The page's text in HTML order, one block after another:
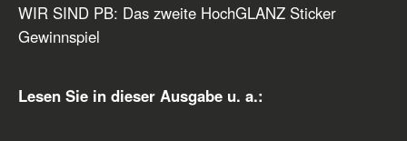
WIR SIND PB: Das zweite HochGLANZ Sticker
Gewinnspiel
Lesen Sie in dieser Ausgabe u. a.: